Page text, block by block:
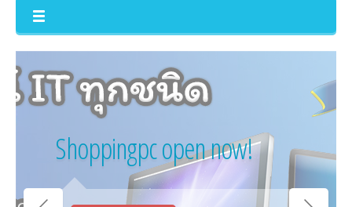
Shoppingpc open now!